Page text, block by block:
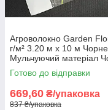
Агроволокно Garden
г/м² 3.20 м х 10 м Чорне
Мульчуючий матеріал
агроволокно для
Готово до відправки
669,60 ₴/упаковка
837 ₴/упаковка